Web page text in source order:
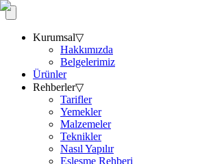
Kurumsal▽
Hakkımızda
Belgelerimiz
Ürünler
Rehberler▽
Tarifler
Yemekler
Malzemeler
Teknikler
Nasıl Yapılır
Eşleşme Rehberi